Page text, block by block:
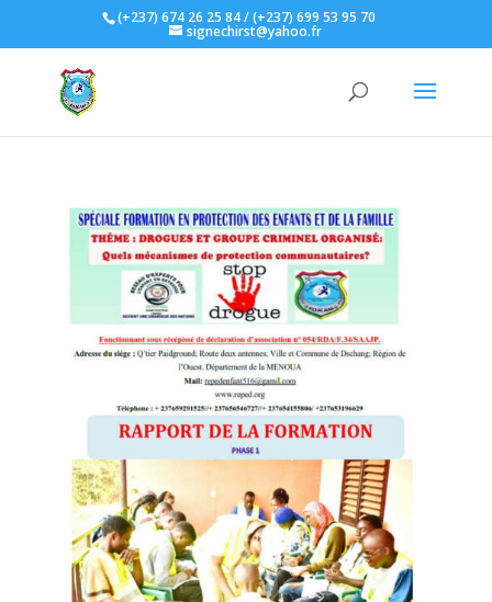
(+237) 674 26 25 84 / (+237) 699 53 95 70
signechirst@yahoo.fr